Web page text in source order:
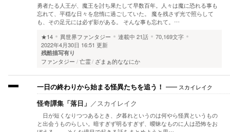
勇者たる人王が、魔王を討ち果たして早数百年。人々は魔に恐れる事も
忘れて、平穏な日々を怠惰に過ごしていた。 魔を残さず光で照らして
も、その足元には必ず影がある。 そんな事も忘れて。…
★14
異世界ファンタジー 連載中 21話
70,169文字
2022年4月30日 16:51 更新
残酷描写有り
ファンタジー 亡霊 ざまぁ的ななにか
一日の終わりから始まる怪異たちを追う！ スカイレイク
怪奇譚集「落日」 ／スカイレイク
日が短くなりつつあるとき、夕暮れというのは何やら怪異というもの
と出会うものらしい。暗すぎず明るすぎず、曖昧なものに人は恐怖をお